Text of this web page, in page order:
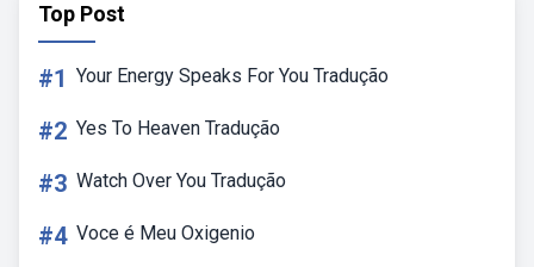
Top Post
#1 Your Energy Speaks For You Tradução
#2 Yes To Heaven Tradução
#3 Watch Over You Tradução
#4 Voce é Meu Oxigenio